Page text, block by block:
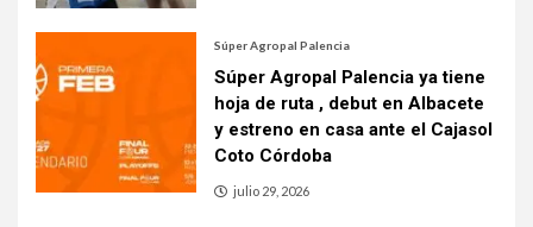
Súper Agropal Palencia
Súper Agropal Palencia ya tiene
hoja de ruta , debut en Albacete
y estreno en casa ante el Cajasol
Coto Córdoba
julio 29, 2026